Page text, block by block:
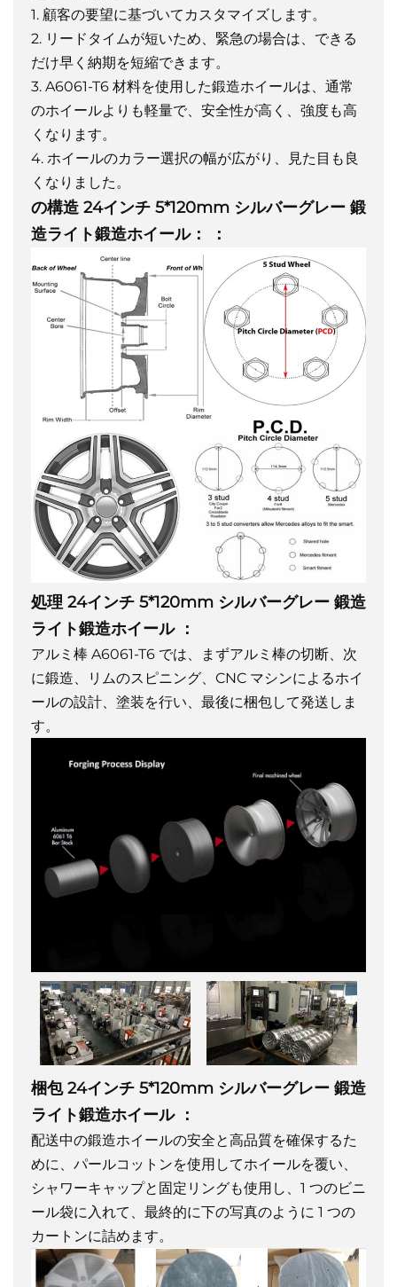
1. 顧客の要望に基づいてカスタマイズします。
2. リードタイムが短いため、緊急の場合は、できる
だけ早く納期を短縮できます。
3. A6061-T6 材料を使用した鍛造ホイールは、通常
のホイールよりも軽量で、安全性が高く、強度も高
くなります。
4. ホイールのカラー選択の幅が広がり、見た目も良
くなりました。
の構造 24インチ 5*120mm シルバーグレー 鍛
造ライト鍛造ホイール：
：
処理 24インチ 5*120mm シルバーグレー 鍛造
ライト鍛造ホイール ：
アルミ棒 A6061-T6 では、まずアルミ棒の切断、次
に鍛造、リムのスピニング、CNC マシンによるホイ
ールの設計、塗装を行い、最後に梱包して発送しま
す。
梱包24インチ 5*120mm シルバーグレー 鍛造
ライト鍛造ホイール ：
配送中の鍛造ホイールの安全と高品質を確保するた
めに、パールコットンを使用してホイールを覆い、
シャワーキャップと固定リングも使用し、1 つのビニ
ール袋に入れて、最終的に下の写真のように 1 つの
カートンに詰めます。